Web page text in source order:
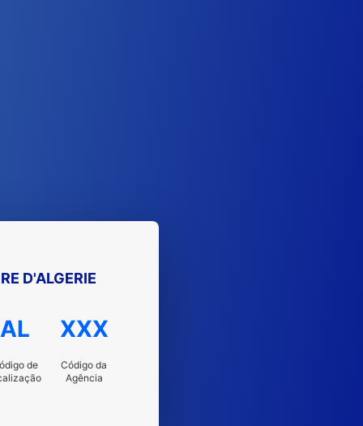
D'ALGERIE
AL
de
XXX
Código da
Agência